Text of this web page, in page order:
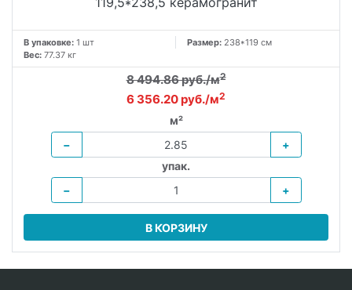
В упаковке: 1 шт Размер: 238*119 см
Вес: 77.37 кг
8 494.86 руб./м2
6 356.20 руб./м2
м²
−
+
упак.
−
+
В КОРЗИНУ